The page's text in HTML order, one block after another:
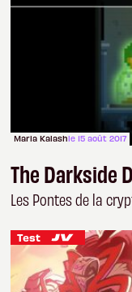
Maria Kalashle 15 août 2017
The Darkside
Les Pontes de la
Test